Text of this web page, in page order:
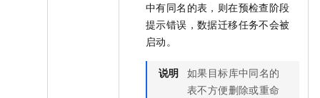
中有同名的表，则在预检查阶段
提示错误，数据迁移任务不会被
启动。
说明 如果目标库中同名的
表不方便删除或重命